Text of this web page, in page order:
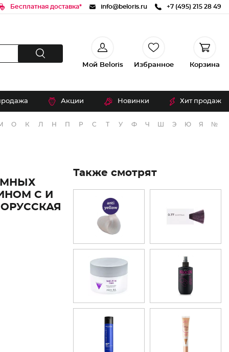
Бесплатная доставка* info@beloris.ru +7 (495) 215 28 49
Мой Beloris Избранное Корзина
Акции Новинки Хит продаж
О К Л Н П Р С Т У Ф Ч Э Ю Я №
С И
Также смотрят